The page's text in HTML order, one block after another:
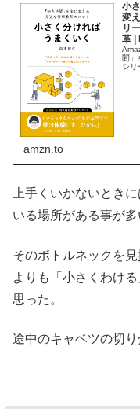
小
変
リ
革 |
間」
シリ
amzn.to
上手くいかないとき
いる場所がある事が多
そのボトルネックを
よりも「小さくわけ
思った。
途中のキャベツの切り